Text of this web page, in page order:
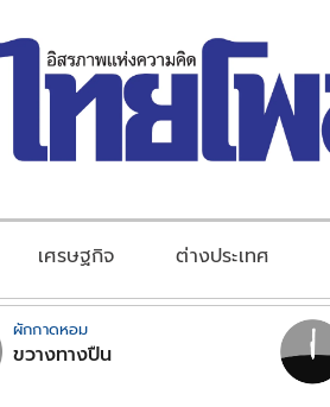
เศรษฐกิจ ต่างประเทศ
ผักกาดหอม
ขวางทางปืน